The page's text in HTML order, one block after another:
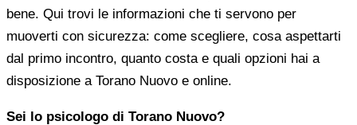
bene. Qui trovi le informazioni che ti servono per
muoverti con sicurezza: come scegliere, cosa aspettarti
dal primo incontro, quanto costa e quali opzioni hai a
disposizione a Torano Nuovo e online.
Sei lo psicologo di Torano Nuovo?